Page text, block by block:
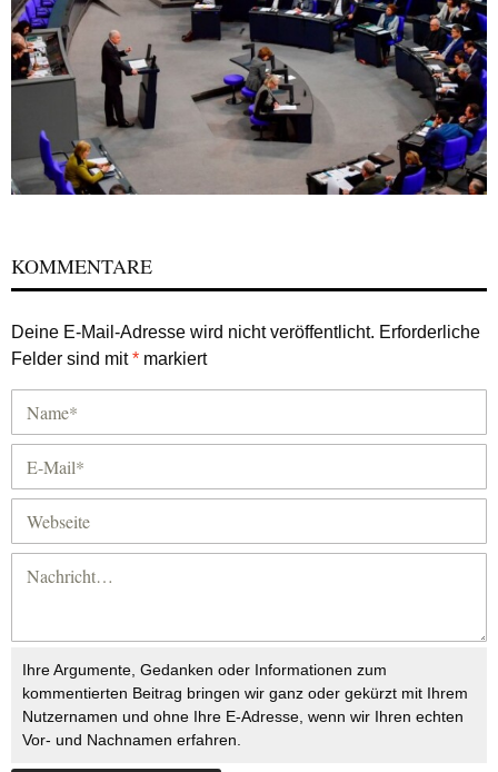
KOMMENTARE
Deine E-Mail-Adresse wird nicht veröffentlicht. Erforderliche
Felder sind mit* markiert
Ihre Argumente, Gedanken oder Informationen zum
kommentierten Beitrag bringen wir ganz oder gekürzt mit Ihrem
Nutzernamen und ohne Ihre E-Adresse, wenn wir Ihren echten
Vor- und Nachnamen erfahren.